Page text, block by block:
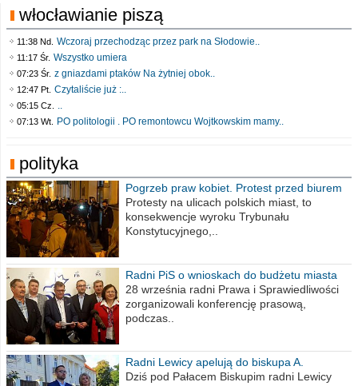
włocławianie piszą
11:38 Nd. Wczoraj przechodząc przez park na Słodowie..
11:17 Śr. Wszystko umiera
07:23 Śr. z gniazdami ptaków Na żytniej obok..
12:47 Pt. Czytaliście już :..
05:15 Cz. ..
07:13 Wt. PO politologii . PO remontowcu Wojtkowskim mamy..
polityka
Pogrzeb praw kobiet. Protest przed biurem
poselskim PiS
Protesty na ulicach polskich miast, to
konsekwencje wyroku Trybunału
Konstytucyjnego,..
Radni PiS o wnioskach do budżetu miasta
na 2021 rok
28 września radni Prawa i Sprawiedliwości
zorganizowali konferencję prasową,
podczas..
Radni Lewicy apelują do biskupa A.
Wiesława Meringa
Dziś pod Pałacem Biskupim radni Lewicy